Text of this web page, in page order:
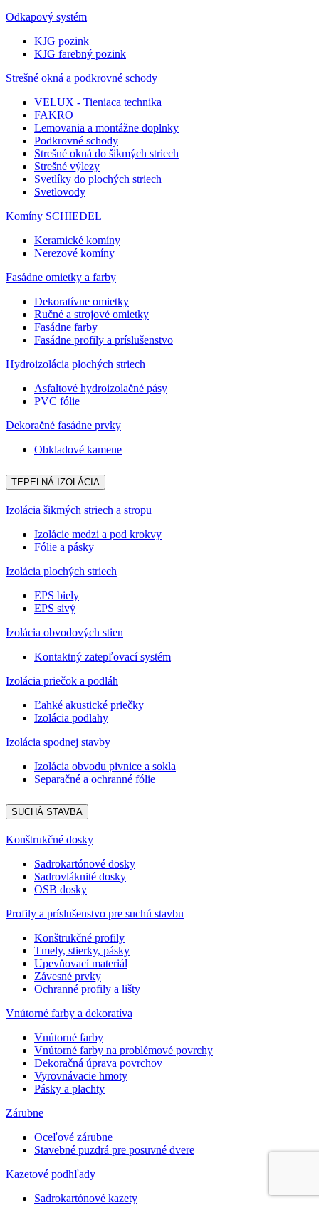
Odkapový systém
KJG pozink
KJG farebný pozink
Strešné okná a podkrovné schody
VELUX - Tieniaca technika
FAKRO
Lemovania a montážne doplnky
Podkrovné schody
Strešné okná do šikmých striech
Strešné výlezy
Svetlíky do plochých striech
Svetlovody
Komíny SCHIEDEL
Keramické komíny
Nerezové komíny
Fasádne omietky a farby
Dekoratívne omietky
Ručné a strojové omietky
Fasádne farby
Fasádne profily a príslušenstvo
Hydroizolácia plochých striech
Asfaltové hydroizolačné pásy
PVC fólie
Dekoračné fasádne prvky
Obkladové kamene
TEPELNÁ IZOLÁCIA
Izolácia šikmých striech a stropu
Izolácie medzi a pod krokvy
Fólie a pásky
Izolácia plochých striech
EPS biely
EPS sivý
Izolácia obvodových stien
Kontaktný zatepľovací systém
Izolácia priečok a podláh
Ľahké akustické priečky
Izolácia podlahy
Izolácia spodnej stavby
Izolácia obvodu pivnice a sokla
Separačné a ochranné fólie
SUCHÁ STAVBA
Konštrukčné dosky
Sadrokartónové dosky
Sadrovláknité dosky
OSB dosky
Profily a príslušenstvo pre suchú stavbu
Konštrukčné profily
Tmely, stierky, pásky
Upevňovací materiál
Závesné prvky
Ochranné profily a lišty
Vnútorné farby a dekoratíva
Vnútorné farby
Vnútorné farby na problémové povrchy
Dekoračná úprava povrchov
Vyrovnávacie hmoty
Pásky a plachty
Zárubne
Oceľové zárubne
Stavebné puzdrá pre posuvné dvere
Kazetové podhľady
Sadrokartónové kazety